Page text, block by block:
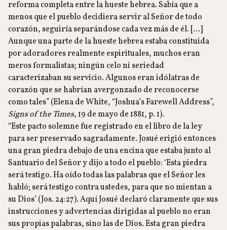
reforma completa entre la hueste hebrea. Sabía que a
menos que el pueblo decidiera servir al Señor de todo
corazón, seguiría separándose cada vez más de él. […]
Aunque una parte de la hueste hebrea estaba constituida
por adoradores realmente espirituales, muchos eran
meros formalistas; ningún celo ni seriedad
caracterizaban su servicio. Algunos eran idólatras de
corazón que se habrían avergonzado de reconocerse
como tales” (Elena de White, “Joshua’s Farewell Address”,
Signs of the Times, 19 de mayo de 1881, p. 1).
“Este pacto solemne fue registrado en el libro de la ley
para ser preservado sagradamente. Josué erigió entonces
una gran piedra debajo de una encina que estaba junto al
Santuario del Señor y dijo a todo el pueblo: ‘Esta piedra
será testigo. Ha oído todas las palabras que el Señor les
habló; será testigo contra ustedes, para que no mientan a
su Dios’ (Jos. 24:27). Aquí Josué declaró claramente que sus
instrucciones y advertencias dirigidas al pueblo no eran
sus propias palabras, sino las de Dios. Esta gran piedra